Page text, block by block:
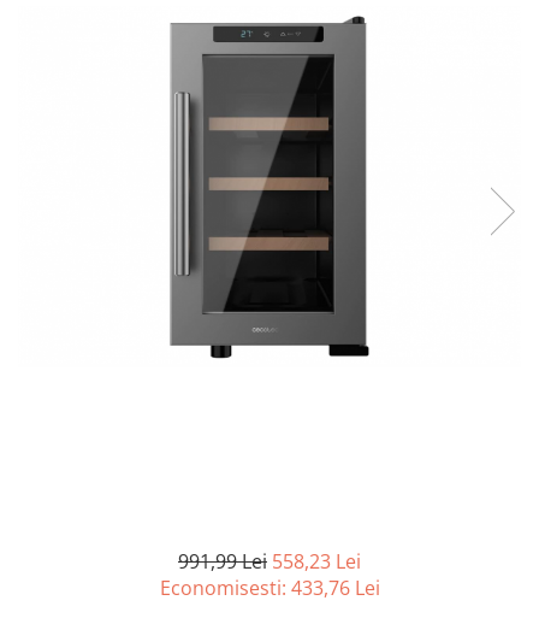
Casa, Gradina & Bricolaj
Kit-uri automatizari porti si usi
Scule electrice si unelte
Silicon, spume si solutii tehnice
991,99 Lei 558,23 Lei
Economisesti: 433,76 Lei